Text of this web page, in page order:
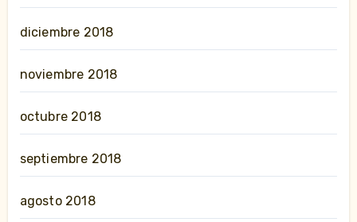
diciembre 2018
noviembre 2018
octubre 2018
septiembre 2018
agosto 2018